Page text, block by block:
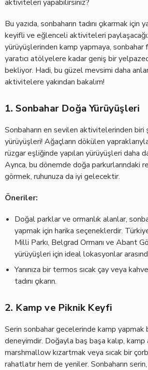
aktiviteleri yapabilirsiniz?
Bu yazıda, sonbaharın tadını çıkarmak için
keyifli ve eğlenceli aktiviteleri
yürüyüşlerinden kamp yapmaya,
yaratıcı atölyelere kadar geniş bir
bekliyor. Hadi, bu güzel mevsimi daha
aktivitelere yakından bakalım!
1. Sonbahar Doğa Yürüyüşleri
Sonbaharın en sevilen aktivitelerinden biri
yürüyüşleri! Ağaçların dökülen
rüzgar eşliğinde yapılan yürüyüşleri daha
Ayrıca, bu dönemde doğa parkurlarındaki
görmek, ruhunuza da iyi gelecektir.
Öneriler:
Doğal parklar ve ormanlık alanlar,
yapmak için harika seçeneklerdir.
Milli Parkı, Belgrad Ormanı ve Abant
yürüyüşleri için ideal lokasyonlar
Yanınıza bir termos sıcak çay veya
tadını çıkarın.
2. Kamp ve Piknik Keyfi
Serin sonbahar gecelerinde kamp yapmak
deneyimdir. Doğayla baş başa kalıp,
marshmallow kızartmak veya sıcak bir
rahatlatır hem de yeniler. Sonbaharın serin,